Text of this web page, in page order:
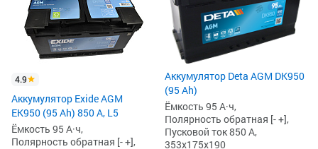
4.9
Аккумулятор Exide AGM
EK950 (95 Ah) 850 А, L5
Ёмкость 95 А·ч,
Полярность обратная [- +],
Аккумулятор Deta AGM DK950
(95 Ah)
Ёмкость 95 А·ч,
Полярность обратная [- +],
Пусковой ток 850 А,
353x175x190